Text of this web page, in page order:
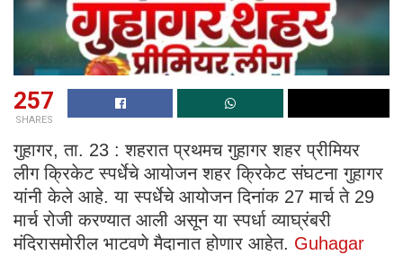
257
SHARES
गुहागर, ता. 23 : शहरात प्रथमच गुहागर शहर प्रीमियर
लीग क्रिकेट स्पर्धेचे आयोजन शहर क्रिकेट संघटना गुहागर
यांनी केले आहे. या स्पर्धेचे आयोजन दिनांक 27 मार्च ते 29
मार्च रोजी करण्यात आली असून या स्पर्धा व्याघ्रंबरी
मंदिरासमोरील भाटवणे मैदानात होणार आहेत. Guhagar